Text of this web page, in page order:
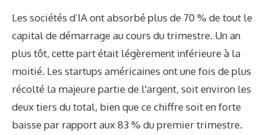
Les sociétés d’IA ont absorbé plus de 70 % de tout le
capital de démarrage au cours du trimestre. Un an
plus tôt, cette part était légèrement inférieure à la
moitié. Les startups américaines ont une fois de plus
récolté la majeure partie de l'argent, soit environ les
deux tiers du total, bien que ce chiffre soit en forte
baisse par rapport aux 83 % du premier trimestre.